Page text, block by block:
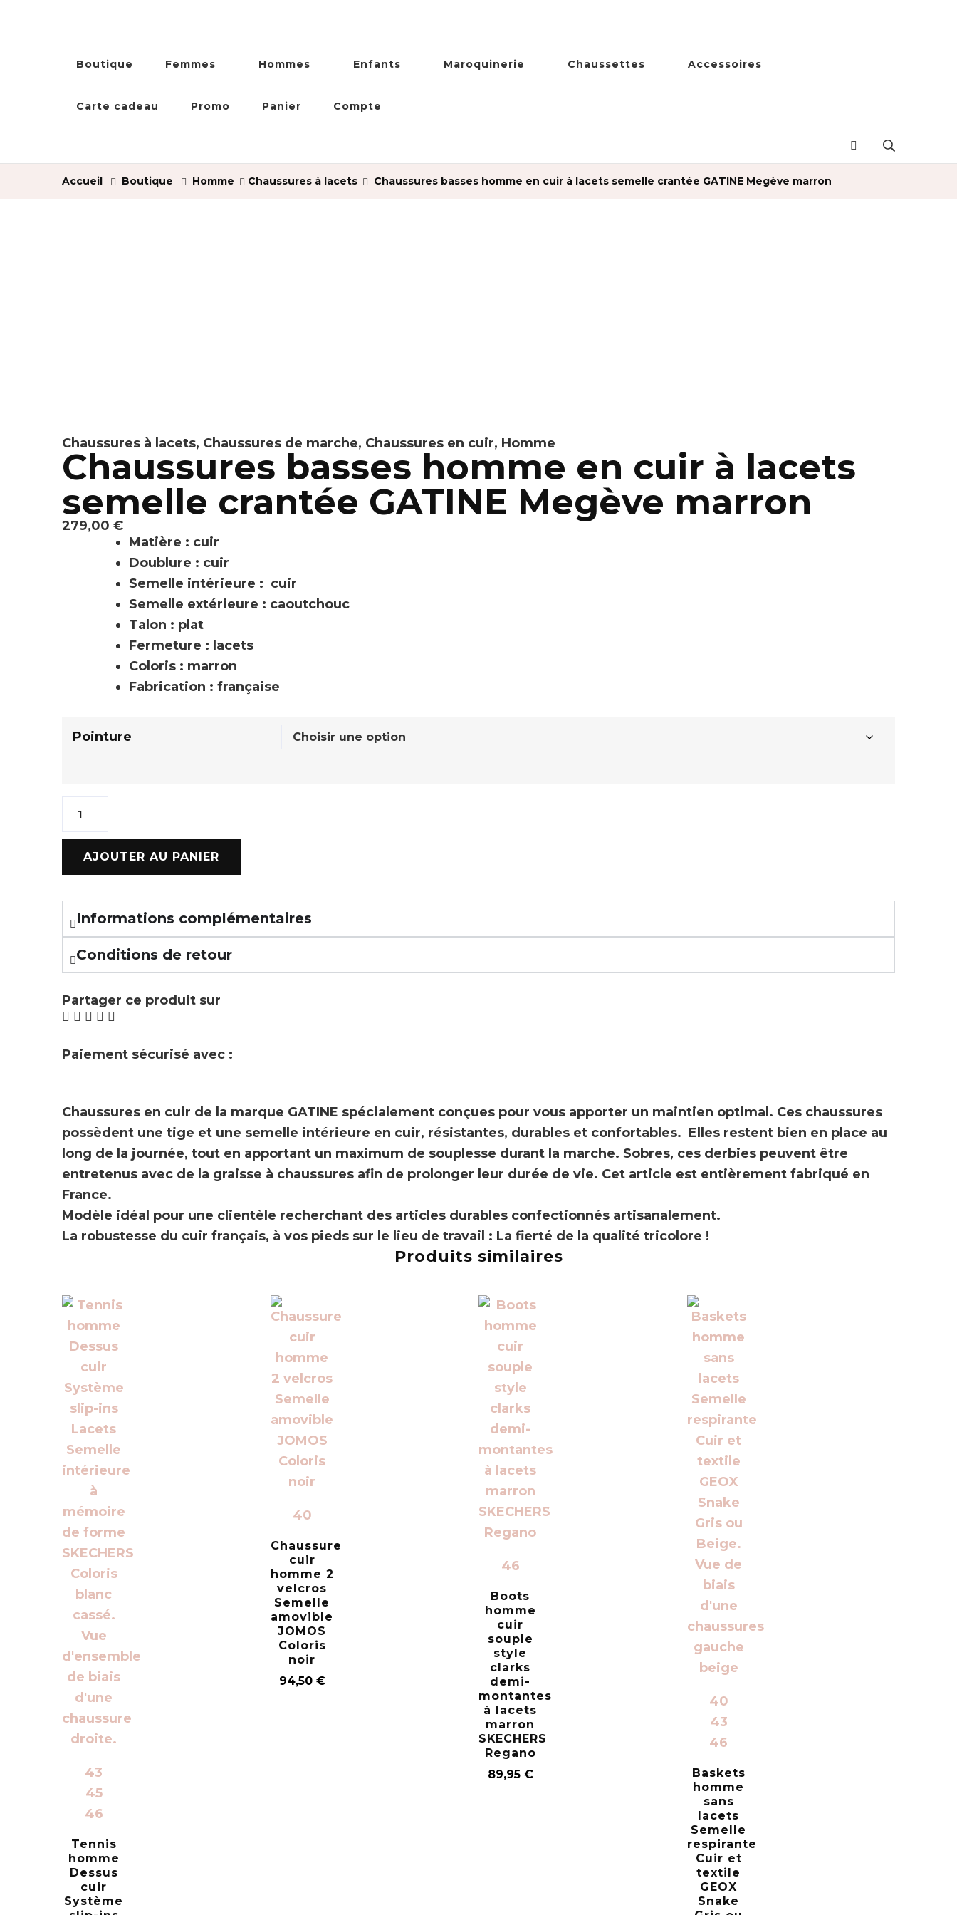
Boutique Femmes Hommes Enfants Maroquinerie Chaussettes Accessoires
Carte cadeau Promo Panier Compte
Accueil Boutique Homme Chaussures à lacets Chaussures basses homme en cuir à lacets semelle crantée GATINE Megève marron
Chaussures à lacets, Chaussures de marche, Chaussures en cuir, Homme
Chaussures basses homme en cuir à lacets
semelle crantée GATINE Megève marron
279,00 €
Matière : cuir
Doublure : cuir
Semelle intérieure : cuir
Semelle extérieure : caoutchouc
Talon : plat
Fermeture : lacets
Coloris : marron
Fabrication : française
Pointure
AJOUTER AU PANIER
Informations complémentaires
Conditions de retour
Partager ce produit sur
Paiement sécurisé avec :
Chaussures en cuir de la marque GATINE spécialement conçues pour vous apporter un maintien optimal. Ces chaussures
possèdent une tige et une semelle intérieure en cuir, résistantes, durables et confortables. Elles restent bien en place au
long de la journée, tout en apportant un maximum de souplesse durant la marche. Sobres, ces derbies peuvent être
entretenus avec de la graisse à chaussures afin de prolonger leur durée de vie. Cet article est entièrement fabriqué en
France.
Modèle idéal pour une clientèle recherchant des articles durables confectionnés artisanalement.
La robustesse du cuir français, à vos pieds sur le lieu de travail : La fierté de la qualité tricolore !
Produits similaires
43
45
46
Tennis
homme
Dessus
cuir
Système
40
Chaussure
cuir
homme 2
velcros
Semelle
amovible
JOMOS
Coloris
noir
94,50 €
46
Boots
homme
cuir
souple
style
clarks
demi-
montantes
à lacets
marron
SKECHERS
Regano
89,95 €
40
43
46
Baskets
homme
sans
lacets
Semelle
respirante
Cuir et
textile
GEOX
Snake